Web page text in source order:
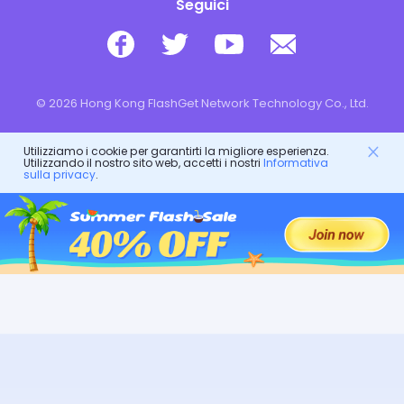
Seguici
© 2026 Hong Kong FlashGet Network Technology Co., Ltd.
Utilizziamo i cookie per garantirti la migliore esperienza.
Utilizzando il nostro sito web, accetti i nostri Informativa
sulla privacy.